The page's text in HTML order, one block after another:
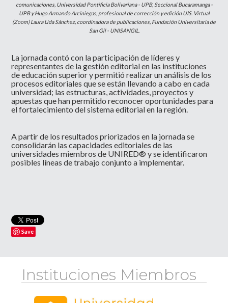
comunicaciones, Universidad Pontificia Bolivariana - UPB, Seccional Bucaramanga -
UPB y Hugo Armando Arciniegas, profesional de corrección y edición UIS. Virtual
(Zoom) Laura Lida Sánchez, coordinadora de publicaciones, Fundación Universitaria de
San Gil - UNISANGIL.
La jornada contó con la participación de líderes y
representantes de la gestión editorial en las instituciones
de educación superior y permitió realizar un análisis de los
procesos editoriales que se están llevando a cabo en cada
universidad; las estructuras, actividades, proyectos y
apuestas que han permitido reconocer oportunidades para
el fortalecimiento del sistema editorial en la región.
A partir de los resultados priorizados en la jornada se
consolidarán las capacidades editoriales de las
universidades miembros de UNIRED® y se identificaron
posibles líneas de trabajo conjunto a implementar.
Save
Instituciones Miembros